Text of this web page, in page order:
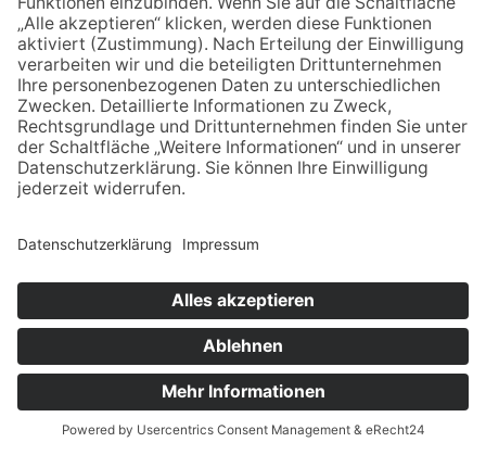
KLAUS
KOSSAK
0151 654 101 15
klaus-kossak@posteo.de
Impressum
Datenschutz